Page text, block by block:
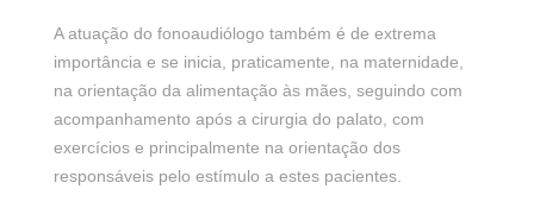
A atuação do fonoaudiólogo também é de extrema
importância e se inicia, praticamente, na maternidade,
na orientação da alimentação às mães, seguindo com
acompanhamento após a cirurgia do palato, com
exercícios e principalmente na orientação dos
responsáveis pelo estímulo a estes pacientes.